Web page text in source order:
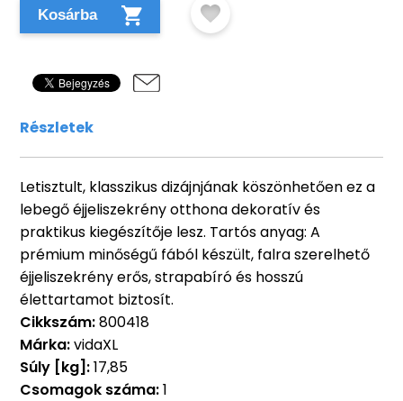
Kosárba
Részletek
Letisztult, klasszikus dizájnjának köszönhetően ez a
lebegő éjjeliszekrény otthona dekoratív és
praktikus kiegészítője lesz. Tartós anyag: A
prémium minőségű fából készült, falra szerelhető
éjjeliszekrény erős, strapabíró és hosszú
élettartamot biztosít.
Cikkszám:800418
Márka:vidaXL
Súly [kg]:17,85
Csomagok száma:1